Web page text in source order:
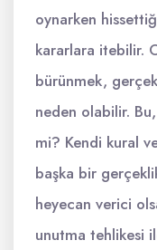
oynarken
kararlara itebilir.
bürünmek,
neden olabilir.
mi? Kendi kural
başka bir
heyecan verici
unutma tehlikesi